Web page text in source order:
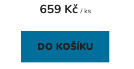
659 Kč / ks
DO KOŠÍKU